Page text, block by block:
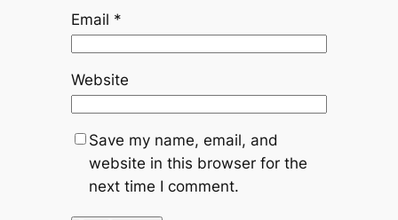
Email *
Website
Save my name, email, and
website in this browser for the
next time I comment.